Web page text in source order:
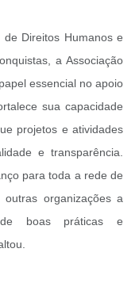
Direitos Humanos e
a Associação
essencial no apoio
sua capacidade
projetos e atividades
e transparência.
para toda a rede de
organizações a
boas práticas e